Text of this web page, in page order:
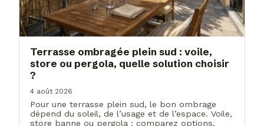
Terrasse ombragée plein sud : voile,
store ou pergola, quelle solution choisir
?
4 août 2026
Pour une terrasse plein sud, le bon ombrage
dépend du soleil, de l’usage et de l’espace. Voile,
store banne ou pergola : comparez options,